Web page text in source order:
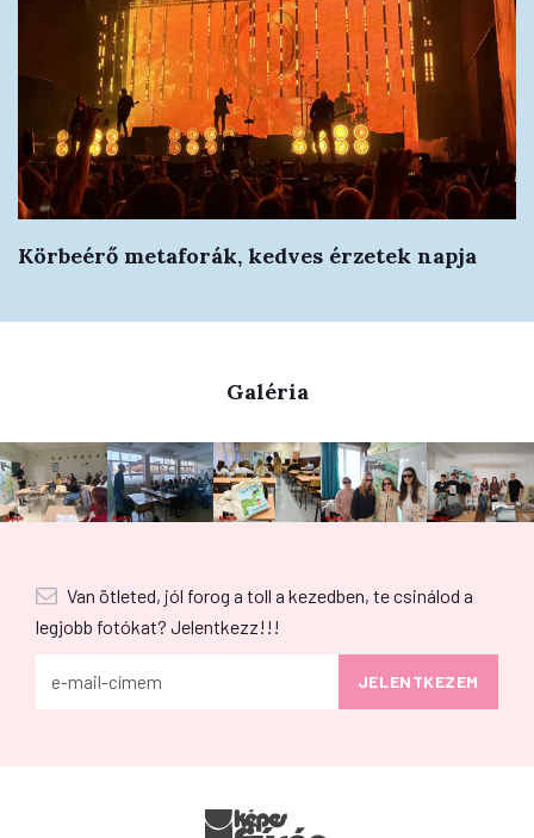
Körbeérő metaforák, kedves érzetek napja
Galéria
Van ötleted, jól forog a toll a kezedben, te csinálod a
legjobb fotókat? Jelentkezz!!!